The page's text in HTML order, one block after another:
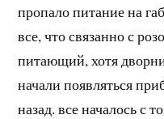
пропало питание на
все, что связанно с
питающий, хотя
начали появляться
назад. все началось с